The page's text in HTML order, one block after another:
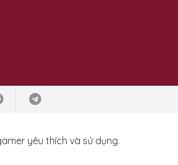
yêu thích và sử dụng.